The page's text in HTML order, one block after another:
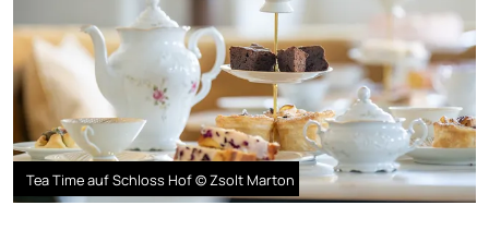
Tea Time auf Schloss Hof © Zsolt Marton